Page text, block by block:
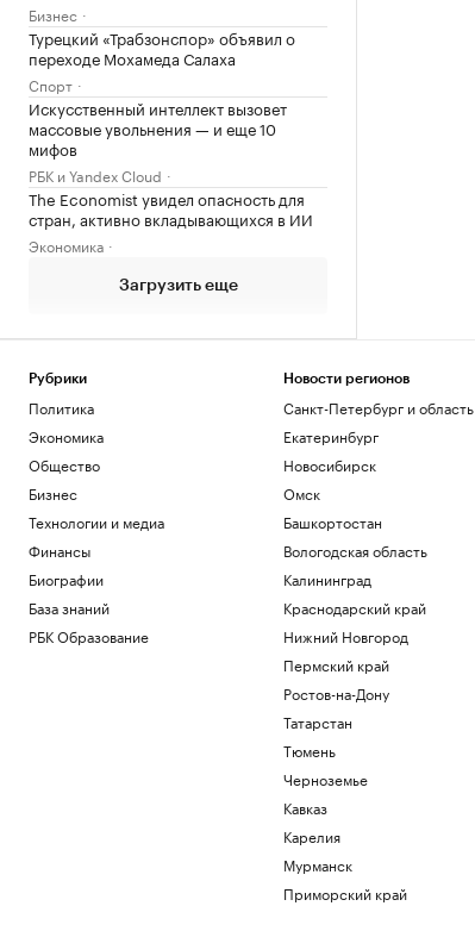
Бизнес
Турецкий «Трабзонспор» объявил о
переходе Мохамеда Салаха
Спорт
Искусственный интеллект вызовет
массовые увольнения — и еще 10
мифов
РБК и Yandex Cloud
The Economist увидел опасность для
стран, активно вкладывающихся в ИИ
Экономика
Загрузить еще
Рубрики
Политика
Экономика
Общество
Бизнес
Технологии и медиа
Финансы
Биографии
База знаний
РБК Образование
Новости регионов
Санкт-Петербург и область
Екатеринбург
Новосибирск
Омск
Башкортостан
Вологодская область
Калининград
Краснодарский край
Нижний Новгород
Пермский край
Ростов-на-Дону
Татарстан
Тюмень
Черноземье
Кавказ
Карелия
Мурманск
Приморский край